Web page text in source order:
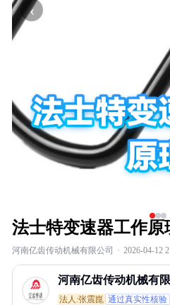
‹
法士特变速器工作原
河南亿齿传动机械有限公司 · 2026-04-12
河南亿齿传动机械有
法人:张震崑 通过真实性核验